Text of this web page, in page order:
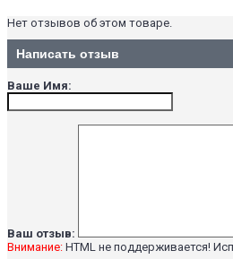
Нет отзывов об этом товаре.
Написать отзыв
Ваше Имя:
Ваш отзыв:
Внимание: HTML не поддерживается!